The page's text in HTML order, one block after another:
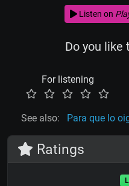
Listen on
Do you like
For listening
See also: Para que lo
Ratings